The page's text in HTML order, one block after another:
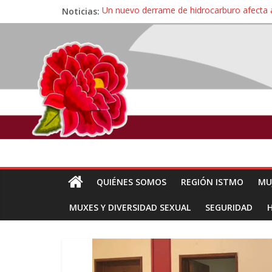
Noticias: Un nuevo derrame de hidrocarburo afecta
Ángel, el joven autista expulsado por la
Familiares de periodista Alejandro Leyva
Alertan pescadores de Juchitán, Oaxaca
Pescadores y comuneros ikoots detienen
QUIÉNES SOMOS REGIÓN ISTMO
MUXES Y DIVERSIDAD SEXUAL SEGURIDAD